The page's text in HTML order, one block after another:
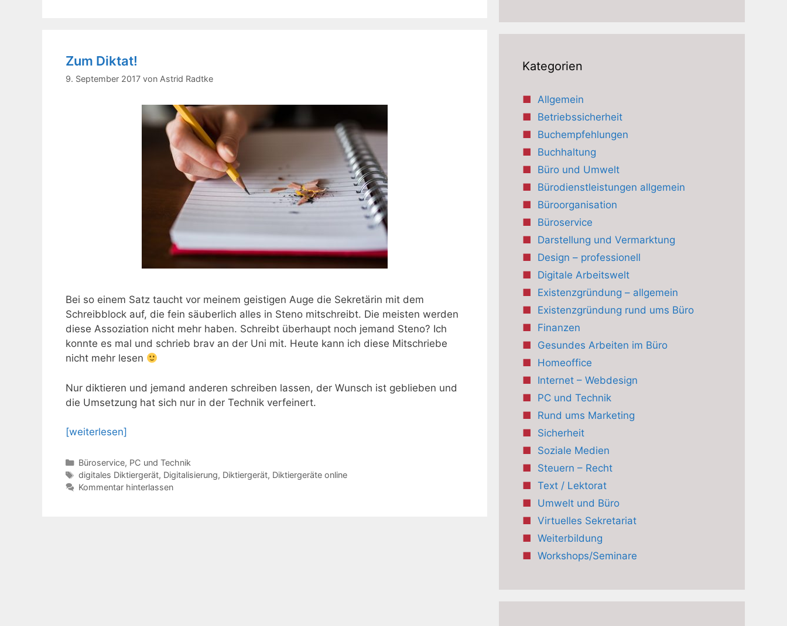
Zum Diktat!
9. September 2017 von Astrid Radtke
Bei so einem Satz taucht vor meinem geistigen Auge die Sekretärin mit dem
Schreibblock auf, die fein säuberlich alles in Steno mitschreibt. Die meisten werden
diese Assoziation nicht mehr haben. Schreibt überhaupt noch jemand Steno? Ich
konnte es mal und schrieb brav an der Uni mit. Heute kann ich diese Mitschriebe
nicht mehr lesen
Nur diktieren und jemand anderen schreiben lassen, der Wunsch ist geblieben und
die Umsetzung hat sich nur in der Technik verfeinert.
[weiterlesen]
Kategorien
Büroservice, PC und Technik
Schlagwörter
digitales Diktiergerät, Digitalisierung, Diktiergerät, Diktiergeräte online
Kommentar hinterlassen
Kategorien
Allgemein
Betriebssicherheit
Buchempfehlungen
Buchhaltung
Büro und Umwelt
Bürodienstleistungen allgemein
Büroorganisation
Büroservice
Darstellung und Vermarktung
Design – professionell
Digitale Arbeitswelt
Existenzgründung – allgemein
Existenzgründung rund ums Büro
Finanzen
Gesundes Arbeiten im Büro
Homeoffice
Internet – Webdesign
PC und Technik
Rund ums Marketing
Sicherheit
Soziale Medien
Steuern – Recht
Text / Lektorat
Umwelt und Büro
Virtuelles Sekretariat
Weiterbildung
Workshops/Seminare